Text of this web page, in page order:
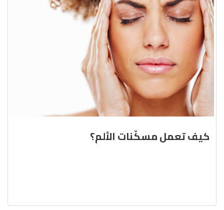
كيف تعمل مسكّنات الألم؟